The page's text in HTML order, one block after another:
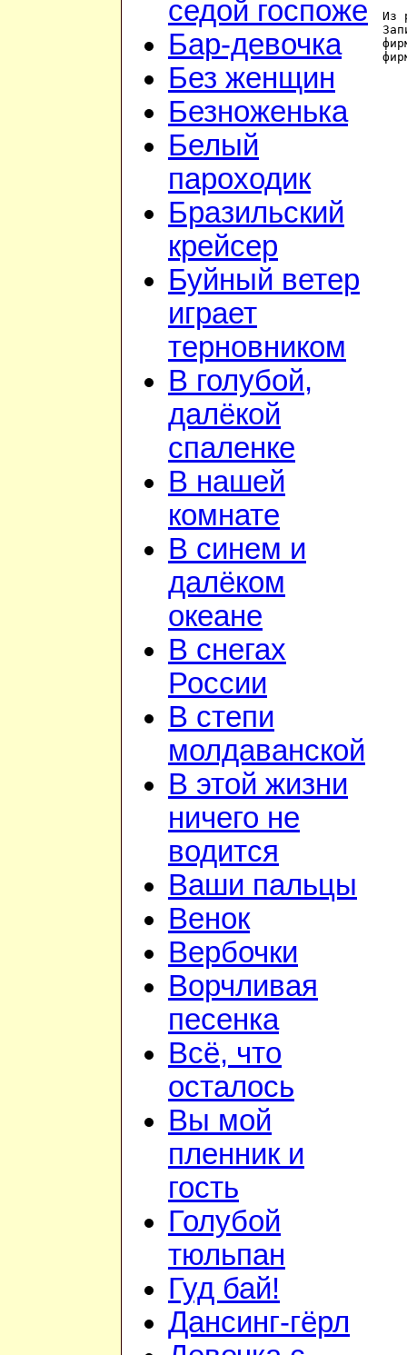
седой госпоже
Бар-девочка
Без женщин
Безноженька
Белый
пароходик
Бразильский
крейсер
Буйный ветер
играет
терновником
В голубой,
далёкой
спаленке
В нашей
комнате
В синем и
далёком
океане
В снегах
России
В степи
молдаванской
В этой жизни
ничего не
водится
Ваши пальцы
Венок
Вербочки
Ворчливая
песенка
Всё, что
осталось
Вы мой
пленник и
гость
Голубой
тюльпан
Гуд бай!
Дансинг-гёрл
Из